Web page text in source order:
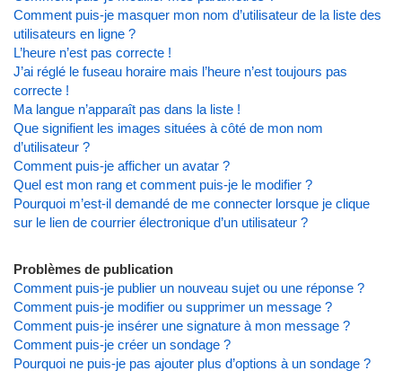
Comment puis-je masquer mon nom d’utilisateur de la liste des
utilisateurs en ligne ?
L’heure n’est pas correcte !
J’ai réglé le fuseau horaire mais l’heure n’est toujours pas
correcte !
Ma langue n’apparaît pas dans la liste !
Que signifient les images situées à côté de mon nom
d’utilisateur ?
Comment puis-je afficher un avatar ?
Quel est mon rang et comment puis-je le modifier ?
Pourquoi m’est-il demandé de me connecter lorsque je clique
sur le lien de courrier électronique d’un utilisateur ?
Problèmes de publication
Comment puis-je publier un nouveau sujet ou une réponse ?
Comment puis-je modifier ou supprimer un message ?
Comment puis-je insérer une signature à mon message ?
Comment puis-je créer un sondage ?
Pourquoi ne puis-je pas ajouter plus d’options à un sondage ?